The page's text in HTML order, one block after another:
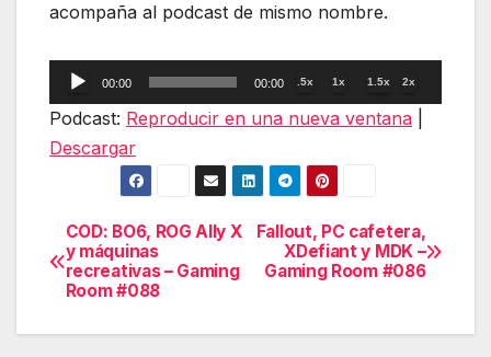
acompaña al podcast de mismo nombre.
Reproductor
de
00:00 00:00 .5x 1x 1.5x 2x
Podcast: Reproducir en una nueva ventana
Descargar
Navegación
de
entradas
Fallout, PC cafetera,
XDefiant y MDK –
Gaming Room #086
COD: BO6, ROG Ally X
y máquinas
recreativas – Gaming
Room #088